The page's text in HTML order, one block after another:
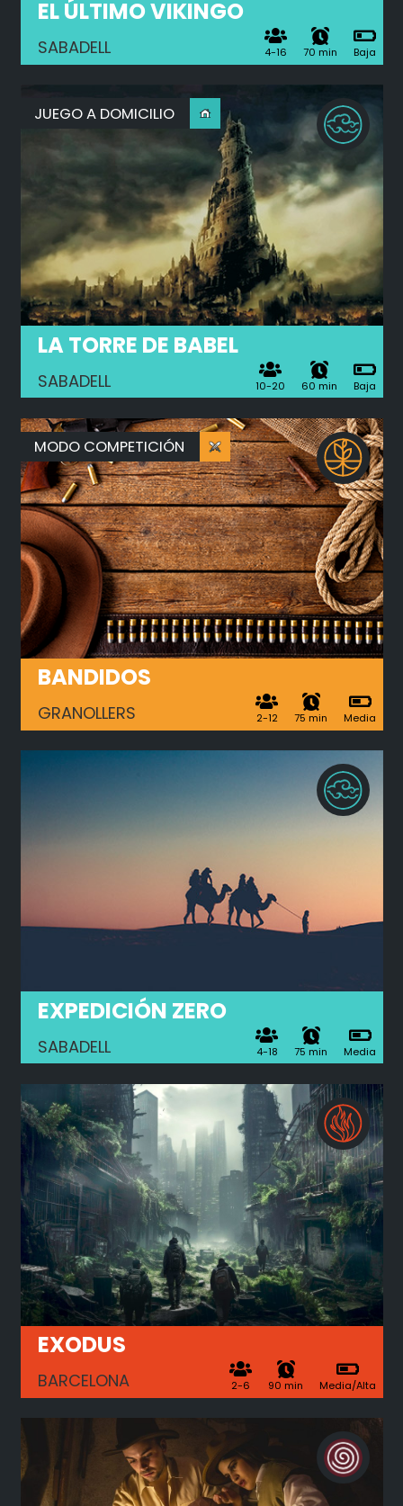
EL ÚLTIMO VIKINGO
SABADELL 4-16 70 min Baja
JUEGO A DOMICILIO
LA TORRE DE BABEL
SABADELL 10-20 60 min Baja
MODO COMPETICIÓN
BANDIDOS
GRANOLLERS 2-12 75 min Media
EXPEDICIÓN ZERO
SABADELL 4-18 75 min Media
EXODUS
BARCELONA 2-6 90 min Media/Alta